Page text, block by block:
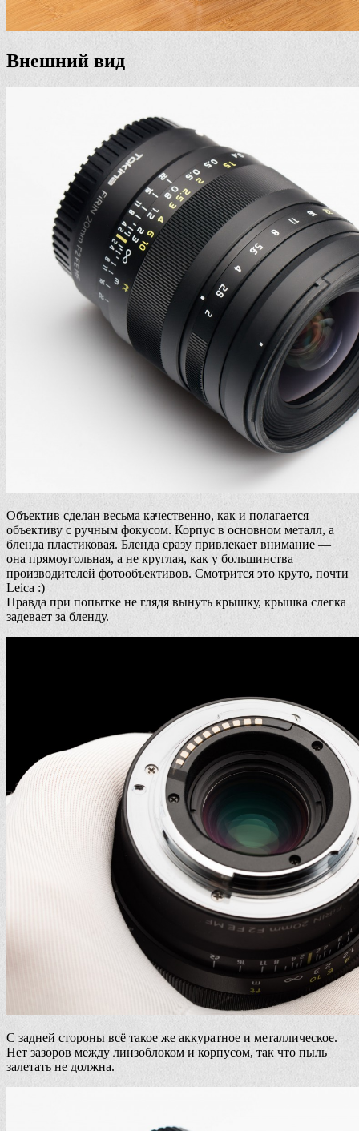
Внешний вид
Объектив сделан весьма качественно, как и полагается
объективу с ручным фокусом. Корпус в основном металл, а
бленда пластиковая. Бленда сразу привлекает внимание —
она прямоугольная, а не круглая, как у большинства
производителей фотообъективов. Смотрится это круто, почти
Leica :)
Правда при попытке не глядя вынуть крышку, крышка слегка
задевает за бленду.
С задней стороны всё такое же аккуратное и металлическое.
Нет зазоров между линзоблоком и корпусом, так что пыль
залетать не должна.